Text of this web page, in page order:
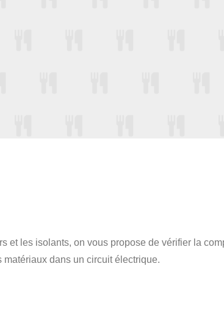
et les isolants, on vous propose de vérifier la
dans un circuit électrique.